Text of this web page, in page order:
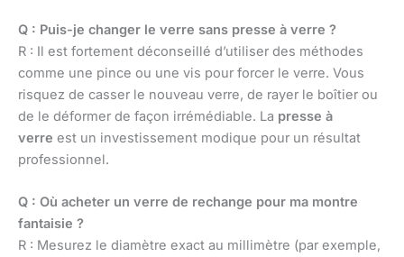
Q : Puis-je changer le verre sans presse à verre ?
R : Il est fortement déconseillé d’utiliser des méthodes
comme une pince ou une vis pour forcer le verre. Vous
risquez de casser le nouveau verre, de rayer le boîtier ou
de le déformer de façon irrémédiable. La presse à
verre est un investissement modique pour un résultat
professionnel.
Q : Où acheter un verre de rechange pour ma montre
fantaisie ?
R : Mesurez le diamètre exact au millimètre (par exemple,